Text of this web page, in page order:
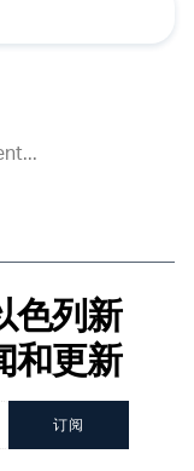
色列新
和更新
订阅